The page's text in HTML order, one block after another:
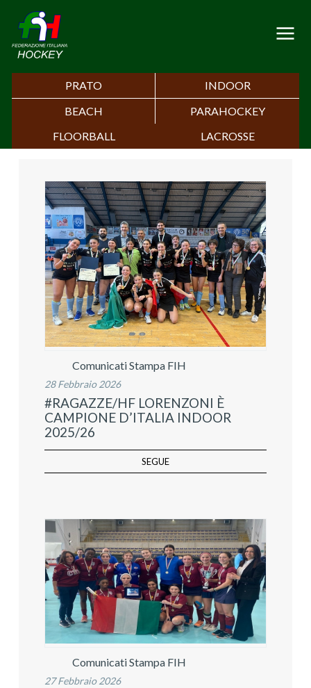
PRATO
INDOOR
BEACH
PARAHOCKEY
FLOORBALL
LACROSSE
Comunicati Stampa FIH
28 Febbraio 2026
#RAGAZZE/HF LORENZONI È
CAMPIONE D’ITALIA INDOOR
2025/26
SEGUE
Comunicati Stampa FIH
27 Febbraio 2026